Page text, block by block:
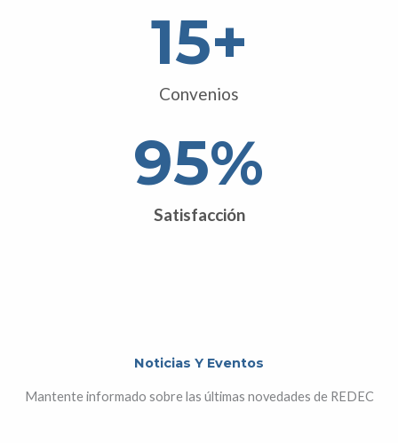
Convenios
15+
Satisfacción
95%
Noticias Y Eventos
Mantente informado sobre las últimas novedades de REDEC